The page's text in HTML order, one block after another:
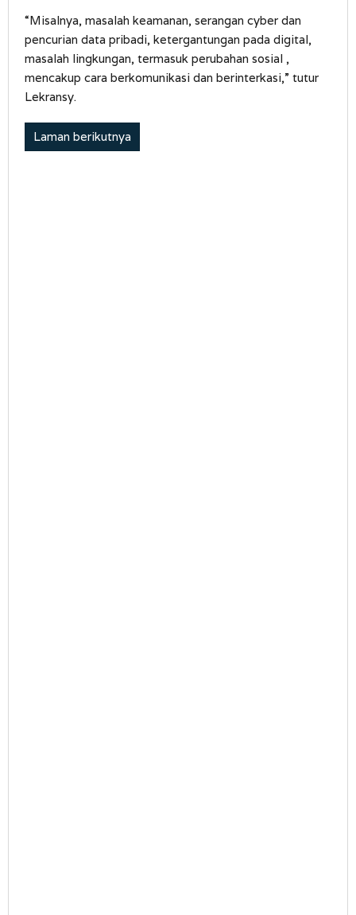
“Misalnya, masalah keamanan, serangan cyber dan
pencurian data pribadi, ketergantungan pada digital,
masalah lingkungan, termasuk perubahan sosial ,
mencakup cara berkomunikasi dan berinterkasi,” tutur
Lekransy.
Laman berikutnya